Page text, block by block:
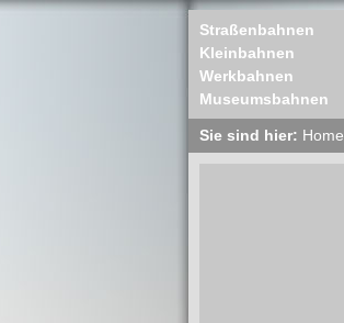
Straßenbahnen
Kleinbahnen
Werkbahnen
Museumsbahnen
Sie sind hier: Home